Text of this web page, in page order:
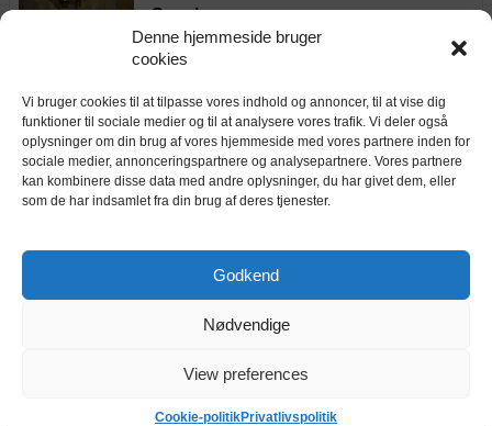
Denne hjemmeside bruger
cookies
Vi bruger cookies til at tilpasse vores indhold og annoncer, til at vise dig
funktioner til sociale medier og til at analysere vores trafik. Vi deler også
oplysninger om din brug af vores hjemmeside med vores partnere inden for
sociale medier, annonceringspartnere og analysepartnere. Vores partnere
kan kombinere disse data med andre oplysninger, du har givet dem, eller
som de har indsamlet fra din brug af deres tjenester.
Godkend
Nødvendige
View preferences
Cookie-politikPrivatlivspolitik
Sagabox
Sagavej 1, 9260 Gistrup
AalborgBox Christensensvej
K. Christensensvej 2K, 9200 Aalborg
AalborgBox Sofiensdalsvej
Sofiendalsvej 75, 9200 Aalborg